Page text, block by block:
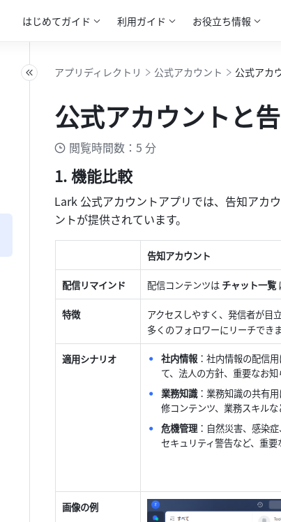
はじめてガイド 利用ガイド お役立ち情報
アプリディレクトリ 公式アカウント 公式アカ
公式アカウントと
閲覧時間数：5 分
機能比較
Lark 公式アカウントアプリでは、告知アカ
ントが提供されています。
告知アカウント
配信リマインド 配信コンテンツは チャット一覧
特徴
アクセスしやすく、発信者が目
多くのフォロワーにリーチできま
適用シナリオ 社内情報 ：社内情報の配信
て、法人の方針、重要なお
業務知識：業務知識の共有
修コンテンツ、業務スキルな
危機管理：自然災害、感染
セキュリティ警告など、重要
画像の例